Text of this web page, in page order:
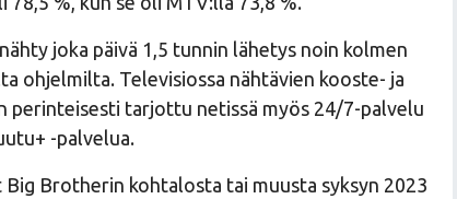
joka päivä 1,5 tunnin lähetys noin kolmen
ohjelmilta. Televisiossa nähtävien kooste- ja
perinteisesti tarjottu netissä myös 24/7-palvelu
-palvelua.
Brotherin kohtalosta tai muusta syksyn 2023